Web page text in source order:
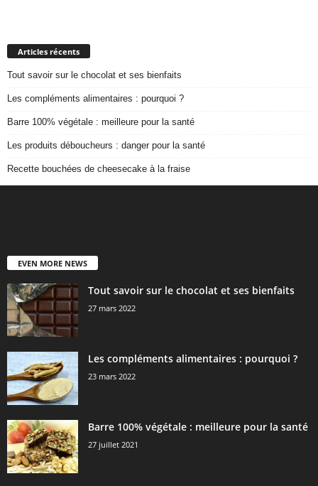
Articles récents
Tout savoir sur le chocolat et ses bienfaits
Les compléments alimentaires : pourquoi ?
Barre 100% végétale : meilleure pour la santé
Les produits déboucheurs : danger pour la santé
Recette bouchées de cheesecake à la fraise
EVEN MORE NEWS
Tout savoir sur le chocolat et ses bienfaits
27 mars 2022
Les compléments alimentaires : pourquoi ?
23 mars 2022
Barre 100% végétale : meilleure pour la santé
27 juillet 2021